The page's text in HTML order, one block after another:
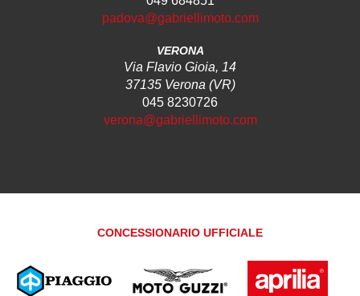
padova@gabriellimoto.com
VERONA
Via Flavio Gioia, 14
37135 Verona (VR)
045 8230726
verona@gabriellimoto.com
CONCESSIONARIO UFFICIALE